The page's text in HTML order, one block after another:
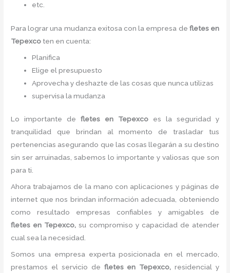
etc.
Para lograr una mudanza exitosa con la empresa de fletesen
Tepexco ten en cuenta:
Planifica
Elige el presupuesto
Aprovecha y deshazte de las cosas que nunca utilizas
supervisa la mudanza
Lo importante defletes en Tepexco es la seguridad y
tranquilidad que brindan al momento de trasladar tus
pertenencias asegurando que las cosas llegarán a su destino
sin ser arruinadas, sabemos lo importante y valiosas que son
para ti.
Ahora trabajamos de la mano con aplicaciones y páginas de
internet que nos brindan información adecuada, obteniendo
como resultado empresas confiables y amigables de
fletes en Tepexco,su compromiso y capacidad de atender
cual sea la necesidad.
Somos una empresa experta posicionada en el mercado,
prestamos el servicio de fletesen Tepexco, residencial y